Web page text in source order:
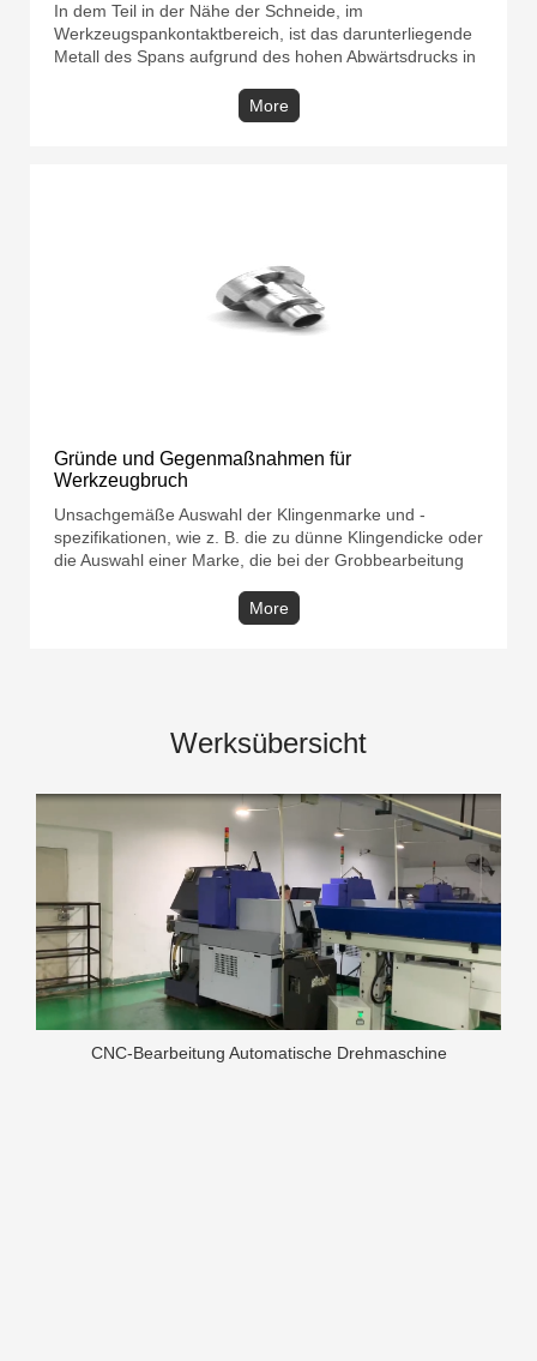
In dem Teil in der Nähe der Schneide, im
Werkzeugspankontaktbereich, ist das darunterliegende
Metall des Spans aufgrund des hohen Abwärtsdrucks in
Schneidfläche eingebettet, bildet einen echten Metall-
Metall-Kontakt ohne Lücken und erzeugt
More
Gründe und Gegenmaßnahmen für
Werkzeugbruch
Unsachgemäße Auswahl der Klingenmarke und -
spezifikationen, wie z. B. die zu dünne Klingendicke oder
die Auswahl einer Marke, die bei der Grobbearbeitung
More
Werksübersicht
CNC-Bearbeitung Automatische Drehmaschine